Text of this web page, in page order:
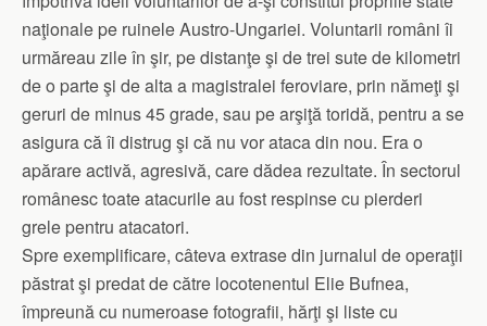
naţionale pe ruinele Austro-Ungariei. Voluntarii români îi
urmăreau zile în şir, pe distanţe şi de trei sute de kilometri
de o parte şi de alta a magistralei feroviare, prin nămeţi şi
geruri de minus 45 grade, sau pe arşiţă toridă, pentru a se
asigura că îi distrug şi că nu vor ataca din nou. Era o
apărare activă, agresivă, care dădea rezultate. În sectorul
românesc toate atacurile au fost respinse cu pierderi
grele pentru atacatori.
Spre exemplificare, câteva extrase din jurnalul de operaţii
păstrat şi predat de către locotenentul Elie Bufnea,
împreună cu numeroase fotografii, hărţi şi liste cu